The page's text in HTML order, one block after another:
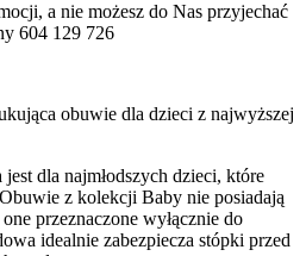
a nie możesz do Nas przyjechać
604 129 726
obuwie dla dzieci z najwyższej
dla najmłodszych dzieci, które
z kolekcji Baby nie posiadają
przeznaczone wyłącznie do
idealnie zabezpiecza stópki przed